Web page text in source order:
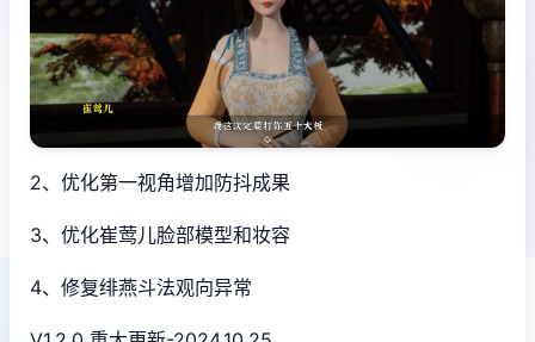
2、优化第一视角增加防抖成果
3、优化崔莺儿脸部模型和妆容
4、修复绯燕斗法观向异常